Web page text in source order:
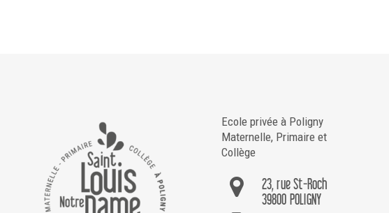
Ecole privée à Poligny
Maternelle, Primaire et
Collège
23, rue St-Roch
39800 POLIGNY